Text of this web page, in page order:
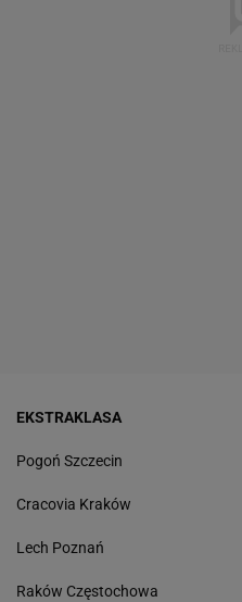
EKSTRAKLASA
Pogoń Szczecin
Cracovia Kraków
Lech Poznań
Raków Częstochowa